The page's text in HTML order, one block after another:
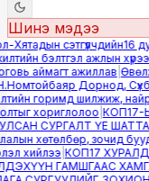
Шинэ мэдээ
сэтгүүлчдийн16
бэлтгэл ажлын
аймагт ажиллав|
Дорнод,
горимд шилжиж, найр
хориглолоо|КОП17-
СУРГАЛТ ҮЕ
хөтөлбөр, зочид
хийлээ|КОП17 ХУРАЛД
ГАМШГААС